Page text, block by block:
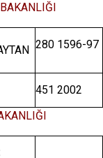
280 1596-97
451 2002